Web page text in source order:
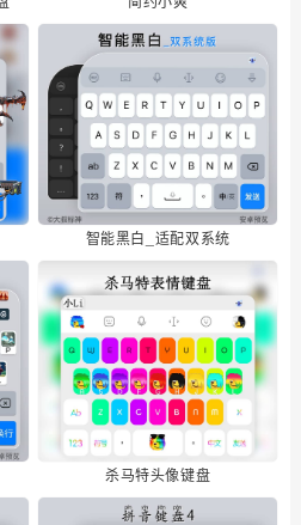
智能黑白_适配双系统
杀马特头像键盘